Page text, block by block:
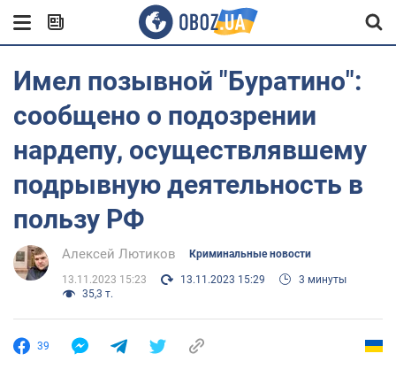
Имел позывной "Буратино":
сообщено о подозрении
нардепу, осуществлявшему
подрывную деятельность в
пользу РФ
Алексей Лютиков Криминальные новости
13.11.2023 15:23 13.11.2023 15:29
3 минуты
35,3 т.
39